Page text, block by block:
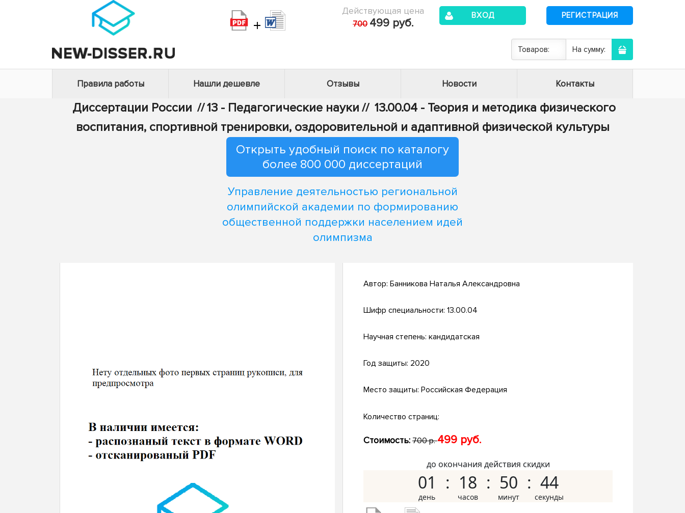
+
Действующая цена
700 499 руб.
ВХОД РЕГИСТРАЦИЯ
Товаров: На сумму:
Правила работы Нашли дешевле Отзывы Новости Контакты
Диссертации России //13 - Педагогические науки // 13.00.04 - Теория и методика физического
воспитания, спортивной тренировки, оздоровительной и адаптивной физической культуры
Открыть удобный поиск по каталогу
более 800 000 диссертаций
Управление деятельностью региональной
олимпийской академии по формированию
общественной поддержки населением идей
олимпизма
Автор: Банникова Наталья Александровна
Шифр специальности: 13.00.04
Научная степень: кандидатская
Год защиты: 2020
Место защиты: Российская Федерация
Количество страниц:
Стоимость: 700 р.499 руб.
до окончания действия скидки
01 18 50 43